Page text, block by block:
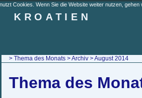
Cookies. Wenn Sie die Website weiter nutzen,
KROATIEN
> Thema des Monats >Archiv > August 2014
Thema des